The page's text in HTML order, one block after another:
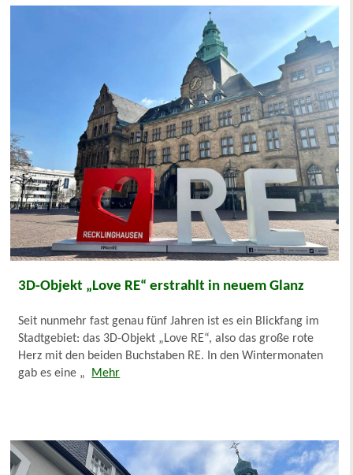
3D-Objekt „Love RE“ erstrahlt in neuem Glanz
Seit nunmehr fast genau fünf Jahren ist es ein Blickfang im
Stadtgebiet: das 3D-Objekt „Love RE“, also das große rote
Herz mit den beiden Buchstaben RE. In den Wintermonaten
gab es eine „
Mehr